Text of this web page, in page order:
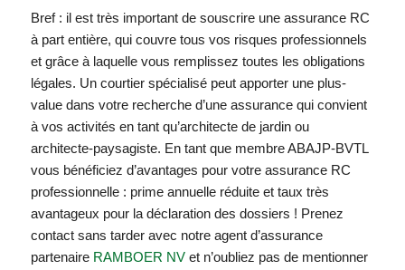
Bref : il est très important de souscrire une assurance RC
à part entière, qui couvre tous vos risques professionnels
et grâce à laquelle vous remplissez toutes les obligations
légales. Un courtier spécialisé peut apporter une plus-
value dans votre recherche d’une assurance qui convient
à vos activités en tant qu’architecte de jardin ou
architecte-paysagiste. En tant que membre ABAJP-BVTL
vous bénéficiez d’avantages pour votre assurance RC
professionnelle : prime annuelle réduite et taux très
avantageux pour la déclaration des dossiers ! Prenez
contact sans tarder avec notre agent d’assurance
partenaire RAMBOER NVet n’oubliez pas de mentionner